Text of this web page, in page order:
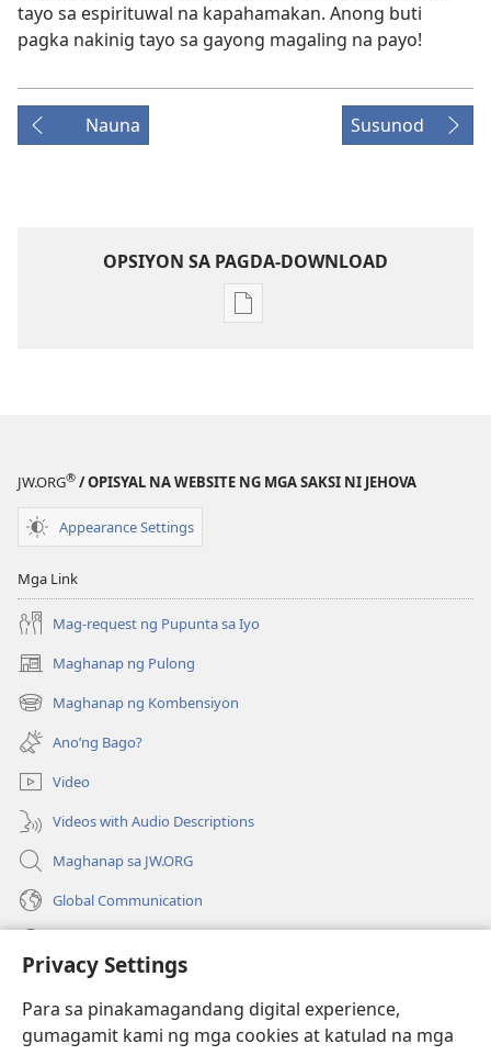
Privacy Settings
Para sa pinakamagandang digital experience,
gumagamit kami ng mga cookies at katulad na mga
tayo sa espirituwal na kapahamakan. Anong buti
pagka nakinig tayo sa gayong magaling na payo!
Nauna Susunod
OPSIYON SA PAGDA-DOWNLOAD
Opsiyon
MAGASIN
JW.ORG® / OPISYAL NA WEBSITE NG MGA SAKSI NI JEHOVA
Appearance Settings
Mga Link
Mag-request ng Pupunta sa Iyo
Maghanap ng Pulong
(may
bubukas
na
bagong
window)
Maghanap ng Kombensiyon
(may
bubukas
na
bagong
window)
Ano’ng Bago?
Video
Videos with Audio Descriptions
Maghanap sa JW.ORG
Global Communication
(may
na